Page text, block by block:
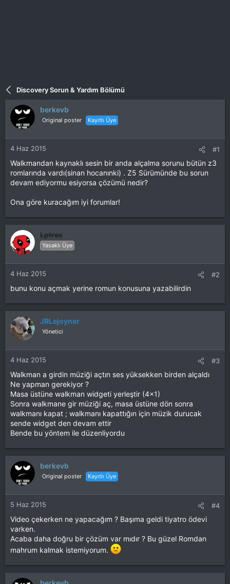
Discovery Sorun & Yardım Bölümü
berkevb
Original poster Kayıtlı Üye
4 Haz 2015 #1
Walkmandan kaynaklı sesin bir anda alçalma sorunu bütün z3
romlarında vardı(sinan hocanınki) . Z5 Sürümünde bu sorun
devam ediyormu esiyorsa çözümü nedir?
Ona göre kuracağım iyi forumlar!
Lptrex
Yasaklı Üye
4 Haz 2015 #2
bunu konu açmak yerine romun konusuna yazabilirdin
JRLejoyner
Yönetici
4 Haz 2015 #3
Walkman a girdin müziği açtın ses yüksekken birden alçaldı
Ne yapman gerekiyor ?
Masa üstüne walkman widgeti yerleştir (4×1)
Sonra walkmane gir müziği aç, masa üstüne dön sonra
walkmanı kapat ; walkmanı kapattığın için müzik durucak
sende widget den devam ettir
Bende bu yöntem ile düzenliyordu
berkevb
Original poster Kayıtlı Üye
5 Haz 2015 #4
Video çekerken ne yapacağım ? Başıma geldi tiyatro ödevi
varken.
Acaba daha doğru bir çözüm var mıdır ? Bu güzel Romdan
mahrum kalmak istemiyorum.